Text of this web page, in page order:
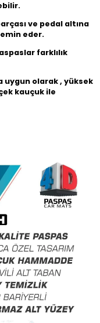
ve pedal altına
eder.
farklılık
uygun olarak , yüksek
kauçuk ile